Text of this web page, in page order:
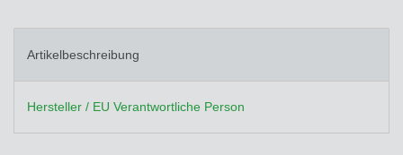
Artikelbeschreibung
Hersteller / EU Verantwortliche Person